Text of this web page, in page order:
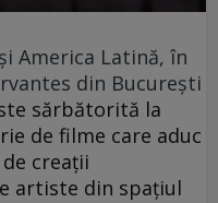
America Latină, în
din București
sărbătorită la
de filme care aduc
creații
artiste din spațiul